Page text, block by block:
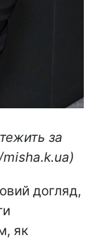
за
догляд,
як